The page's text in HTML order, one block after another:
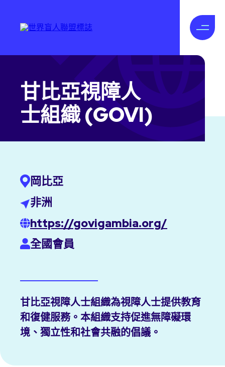
甘比亞視障人
士組織 (GOVI)
岡比亞
非洲
https://govigambia.org/
全國會員
甘比亞視障人士組織為視障人士提供教育
和復健服務。本組織支持促進無障礙環
境、獨立性和社會共融的倡議。